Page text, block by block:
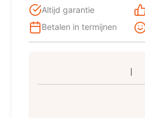
Altijd garantie
Betalen in termijnen